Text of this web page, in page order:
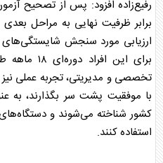
رفیع‌زاده افزود: پس از تصحیح
برابر ظرفیت نهایی به مراحل
ارزیابی مورد سنجش
برای این
تخصصی و مدیریتی، تجربه عملی
با موفقیت پشت سر بگذارند، به
کشور شناخته می‌شوند و
استفاده کنند.